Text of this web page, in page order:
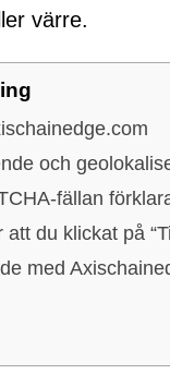
värre.
och
fällan
du klickat på
med